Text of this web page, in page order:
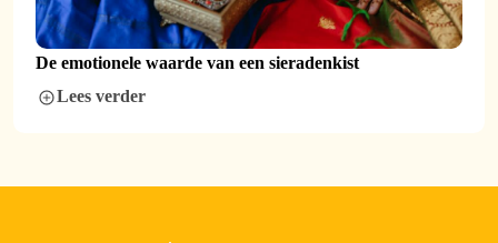
De emotionele waarde van een sieradenkist
Lees verder